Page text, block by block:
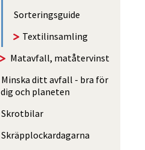
Sorterings­guide
Textilinsamling
Matavfall, matåtervinst
Minska ditt avfall - bra för
dig och planeten
Skrotbilar
Skräp­­plockar­­dagarna